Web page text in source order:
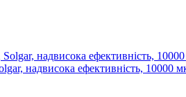
надвисока ефективність, 10000